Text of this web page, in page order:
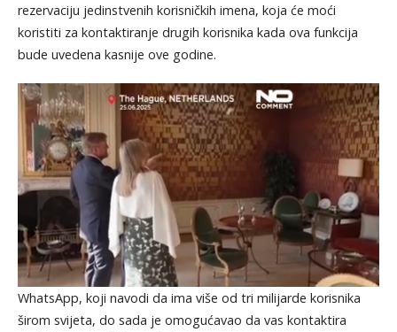
rezervaciju jedinstvenih korisničkih imena, koja će moći
koristiti za kontaktiranje drugih korisnika kada ova funkcija
bude uvedena kasnije ove godine.
WhatsApp, koji navodi da ima više od tri milijarde korisnika
širom svijeta, do sada je omogućavao da vas kontaktira